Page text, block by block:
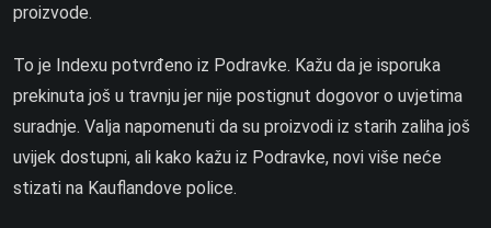
proizvode.
To je Indexu potvrđeno iz Podravke. Kažu da je isporuka
prekinuta još u travnju jer nije postignut dogovor o uvjetima
suradnje. Valja napomenuti da su proizvodi iz starih zaliha još
uvijek dostupni, ali kako kažu iz Podravke, novi više neće
stizati na Kauflandove police.